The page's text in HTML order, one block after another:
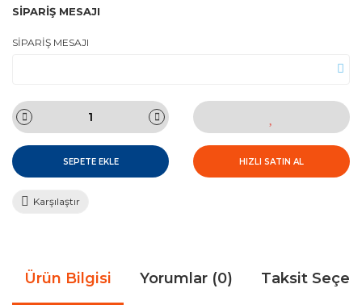
SİPARİŞ MESAJI
SİPARİŞ MESAJI
SEPETE EKLE HIZLI SATIN AL
Karşılaştır
Ürün Bilgisi Yorumlar (0) Taksit